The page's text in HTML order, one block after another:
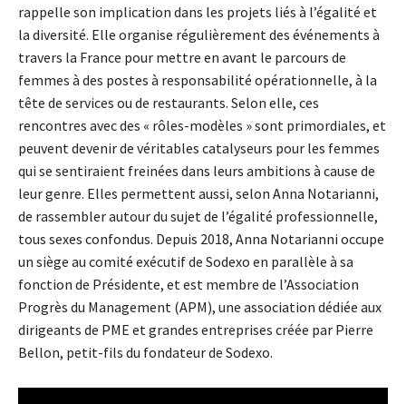
rappelle son implication dans les projets liés à l’égalité et
la diversité. Elle organise régulièrement des événements à
travers la France pour mettre en avant le parcours de
femmes à des postes à responsabilité opérationnelle, à la
tête de services ou de restaurants. Selon elle, ces
rencontres avec des « rôles-modèles » sont primordiales, et
peuvent devenir de véritables catalyseurs pour les femmes
qui se sentiraient freinées dans leurs ambitions à cause de
leur genre. Elles permettent aussi, selon Anna Notarianni,
de rassembler autour du sujet de l’égalité professionnelle,
tous sexes confondus. Depuis 2018, Anna Notarianni occupe
un siège au comité exécutif de Sodexo en parallèle à sa
fonction de Présidente, et est membre de l’Association
Progrès du Management (APM), une association dédiée aux
dirigeants de PME et grandes entreprises créée par Pierre
Bellon, petit-fils du fondateur de Sodexo.